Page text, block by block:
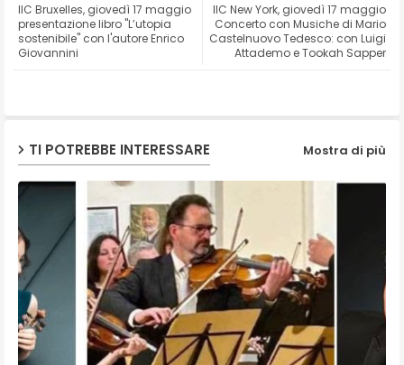
ter ats
ap
IIC New York, giovedì 17 maggio
Concerto con Musiche di Mario
Castelnuovo Tedesco: con Luigi
Attademo e Tookah Sapper
IIC Bruxelles, giovedì 17 maggio
presentazione libro "L’utopia
sostenibile" con l'autore Enrico
Giovannini
TI POTREBBE INTERESSARE Mostra di più